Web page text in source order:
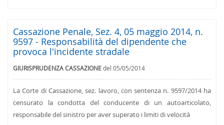
Cassazione Penale, Sez. 4, 05 maggio 2014, n.
9597 - Responsabilità del dipendente che
provoca l'incidente stradale
GIURISPRUDENZA CASSAZIONEdel 05/05/2014
La Corte di Cassazione, sez. lavoro, con sentenza n. 9597/2014 ha
censurato la condotta del conducente di un autoarticolato,
responsabile del sinistro per aver superato i limiti di velocità